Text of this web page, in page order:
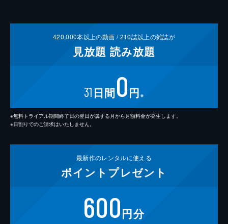
420,000本以上の動画 /210誌以上の雑誌が
見放題 読み放題
31 日間0円 ※
※無料トライアル期間終了日の翌日が属する月から月額料金が発生します。
※日割りでのご請求はいたしません。
最新作のレンタルに使える
ポイント プレゼント
600円分